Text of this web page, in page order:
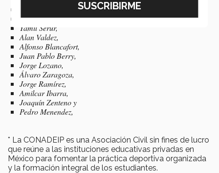
Andrés Zepeda,
Yamil Serur,
Alan Valdez,
Alfonso Blancafort,
Juan Pablo Berry,
Jorge Lozano,
Álvaro Zaragoza,
Jorge Ramírez,
Amilcar Ibarra,
Joaquín Zenteno y
Pedro Menendez,
* La CONADEIP es una Asociación Civil sin fines de lucro
que reúne a las instituciones educativas privadas en
México para fomentar la práctica deportiva organizada
y la formación integral de los estudiantes.